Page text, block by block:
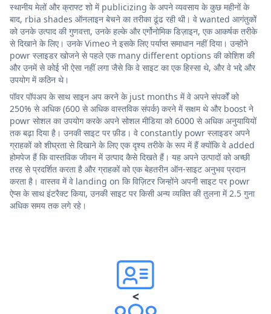
स्थानीय मेलों और क्राफ्ट शो में publicizing के अपने व्यवसाय के कुछ महीनों के
बाद, rbia shades ऑनलाइन बेचने का तरीका ढूंढ रही थी। वे wanted आगंतुकों
को उनके उत्पाद की गुणवत्ता, उनके हल्के और एर्गोनोमिक डिज़ाइन, एक आकर्षक तरीके
से दिखाने के लिए। उनके Vimeo ने इसके लिए पर्याप्त समाधान नहीं दिया। उन्होंने
powr स्लाइडर खोजने से पहले एक many different options की कोशिश की
और उनमें से कोई भी ऐसा नहीं लगा जैसे कि वे साइट का एक हिस्सा थे, और वे भद्दे और
उपयोग में कठिन थे।
पॉवर पॉपअप के साथ साइन अप करने के just months में वे अपने संपर्कों को
250% से अधिक (600 से अधिक वास्तविक संपर्क) करने में सक्षम थे और boost ने
powr सोशल का उपयोग करके अपने सोशल मीडिया को 6000 से अधिक अनुयायियों
तक बढ़ा दिया है। उनकी साइट पर फ़ीड। वे constantly powr स्लाइडर अपने
ग्राहकों को शीघ्रता से दिखाने के लिए एक दृश्य तरीके के रूप में हैं क्योंकि वे added
होमपेज हैं कि वास्तविक जीवन में उत्पाद कैसे दिखते हैं। यह अपने उत्पादों को अच्छी
तरह से प्रदर्शित करता है और ग्राहकों को एक बेहतरीन ऑन-साइट अनुभव प्रदान
करता है। वास्तव में वे landing on कि विज़िटर जिन्होंने अपनी साइट पर powr
ऐप्स के साथ इंटरैक्ट किया, उनकी साइट पर किसी अन्य व्यक्ति की तुलना में 2.5 गुना
अधिक समय तक लगे रहे।
<